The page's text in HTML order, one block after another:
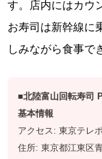
す。店内にはカウ
お寿司は新幹線に
しみながら食事で
■北陸富山回転寿司
基本情報
アクセス: 東京テレ
住所: 東京都江東区